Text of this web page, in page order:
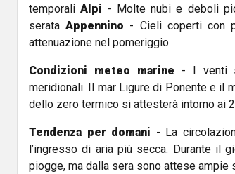
temporaliAlpi - Molte nubi e deboli
serataAppennino - Cieli coperti con
attenuazione nel pomeriggio
Condizioni meteo marine - I venti
meridionali. Il mar Ligure di Ponente e il
dello zero termico si attesterà intorno ai
Tendenza per domani - La
l’ingresso di aria più secca. Durante il
piogge, ma dalla sera sono attese ampie